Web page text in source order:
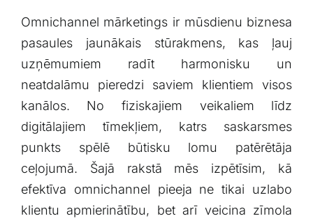
Par mums
Vakances
Kontakti
Klientu portāls
Omnichannel mārketings ir mūsdienu⁤ biznesa
pasaules⁤ jaunākais stūrakmens, kas ļauj
uzņēmumiem radīt harmonisku un
neatdalāmu pieredzi saviem klientiem visos​
kanālos. ‌No fiziskajiem veikaliem līdz
digitālajiem tīmekļiem,⁢ katrs⁣ saskarsmes
⁢punkts spēlē ‍būtisku lomu patērētāja
ceļojumā. Šajā rakstā​ mēs izpētīsim, kā
efektīva omnichannel pieeja ne‌ tikai ⁤uzlabo
‌klientu ⁣apmierinātību, bet arī veicina zīmola​